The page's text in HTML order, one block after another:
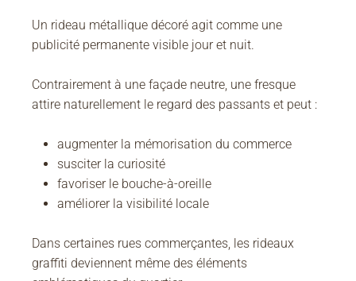
Un rideau métallique décoré agit comme une
publicité permanente visible jour et nuit.
Contrairement à une façade neutre, une fresque
attire naturellement le regard des passants et peut :
augmenter la mémorisation du commerce
susciter la curiosité
favoriser le bouche-à-oreille
améliorer la visibilité locale
Dans certaines rues commerçantes, les rideaux
graffiti deviennent même des éléments